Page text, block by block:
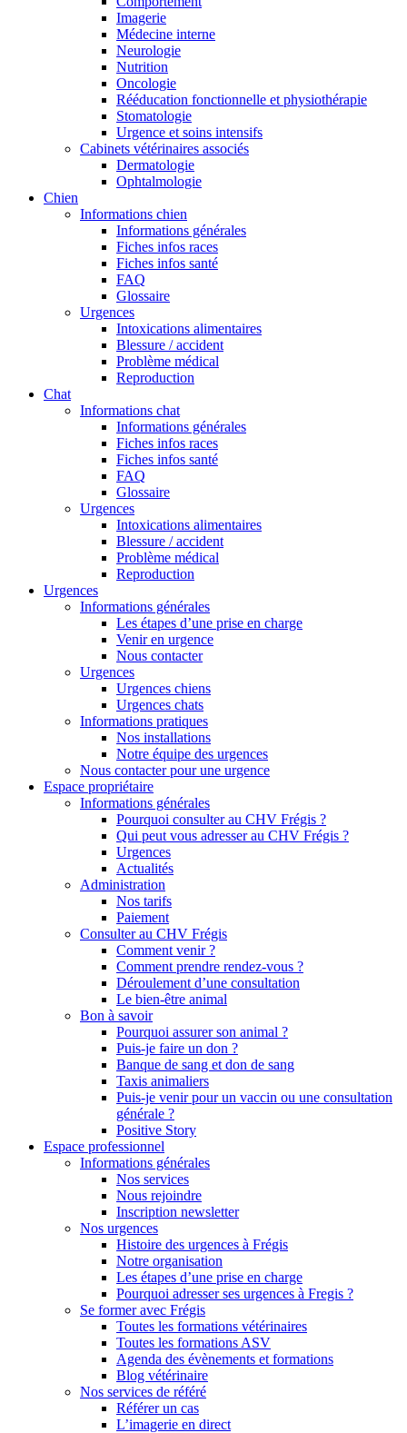
Imagerie
Médecine interne
Neurologie
Nutrition
Oncologie
Rééducation fonctionnelle et physiothérapie
Stomatologie
Urgence et soins intensifs
Cabinets vétérinaires associés
Dermatologie
Ophtalmologie
Chien
Informations chien
Informations générales
Fiches infos races
Fiches infos santé
FAQ
Glossaire
Urgences
Intoxications alimentaires
Blessure / accident
Problème médical
Reproduction
Chat
Informations chat
Informations générales
Fiches infos races
Fiches infos santé
FAQ
Glossaire
Urgences
Intoxications alimentaires
Blessure / accident
Problème médical
Reproduction
Urgences
Informations générales
Les étapes d’une prise en charge
Venir en urgence
Nous contacter
Urgences
Urgences chiens
Urgences chats
Informations pratiques
Nos installations
Notre équipe des urgences
Nous contacter pour une urgence
Espace propriétaire
Informations générales
Pourquoi consulter au CHV Frégis ?
Qui peut vous adresser au CHV Frégis ?
Urgences
Actualités
Administration
Nos tarifs
Paiement
Consulter au CHV Frégis
Comment venir ?
Comment prendre rendez-vous ?
Déroulement d’une consultation
Le bien-être animal
Bon à savoir
Pourquoi assurer son animal ?
Puis-je faire un don ?
Banque de sang et don de sang
Taxis animaliers
Puis-je venir pour un vaccin ou une consultation
générale ?
Positive Story
Espace professionnel
Informations générales
Nos services
Nous rejoindre
Inscription newsletter
Nos urgences
Histoire des urgences à Frégis
Notre organisation
Les étapes d’une prise en charge
Pourquoi adresser ses urgences à Fregis ?
Se former avec Frégis
Toutes les formations vétérinaires
Toutes les formations ASV
Agenda des évènements et formations
Blog vétérinaire
Nos services de référé
Référer un cas
L’imagerie en direct